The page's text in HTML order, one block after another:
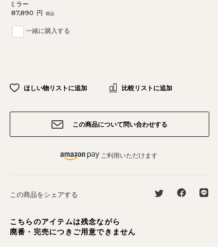
ミラー
87,890 円 税込
一緒に購入する
ほしい物リストに追加 比較リストに追加
この商品について問い合わせする
ご利用いただけます
この商品をシェアする
こちらのアイテムは残念ながら
廃番・完売につきご用意できません